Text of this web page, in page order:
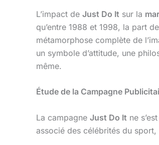
L’impact de Just Do It sur la
qu’entre 1988 et 1998, la part
métamorphose complète de
un symbole d’attitude, une
même.
Étude de la Campagne
La campagne Just Do It ne
associé des célébrités du